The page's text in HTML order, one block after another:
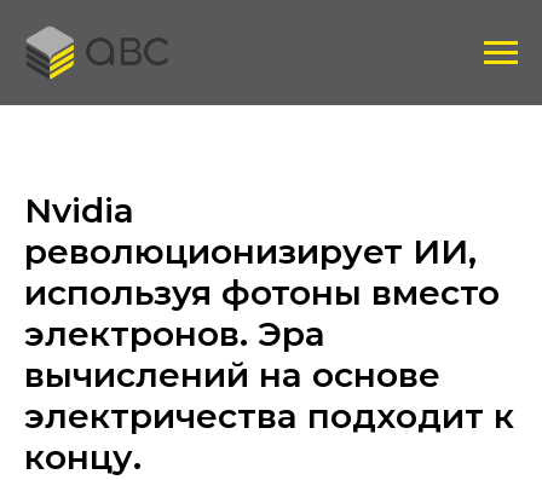
Nvidia
революционизирует ИИ,
используя фотоны вместо
электронов. Эра
вычислений на основе
электричества подходит к
концу.